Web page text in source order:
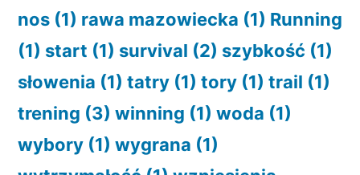
nos (1) rawa mazowiecka (1) Running
(1) start (1) survival (2) szybkość (1)
słowenia (1) tatry (1) tory (1) trail (1)
trening (3) winning (1) woda (1)
wybory (1) wygrana (1)